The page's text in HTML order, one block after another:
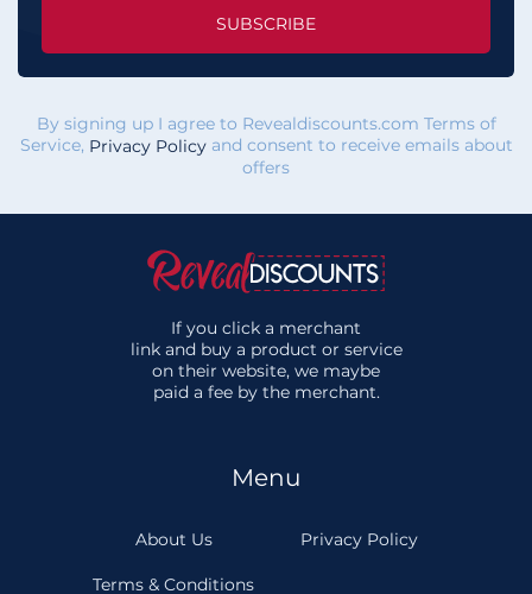
SUBSCRIBE
By signing up I agree to Revealdiscounts.com Terms of
Service, Privacy Policyand consent to receive emails about
offers
If you click a merchant
link and buy a product or service
on their website, we maybe
paid a fee by the merchant.
Menu
About Us Privacy Policy
Terms & Conditions